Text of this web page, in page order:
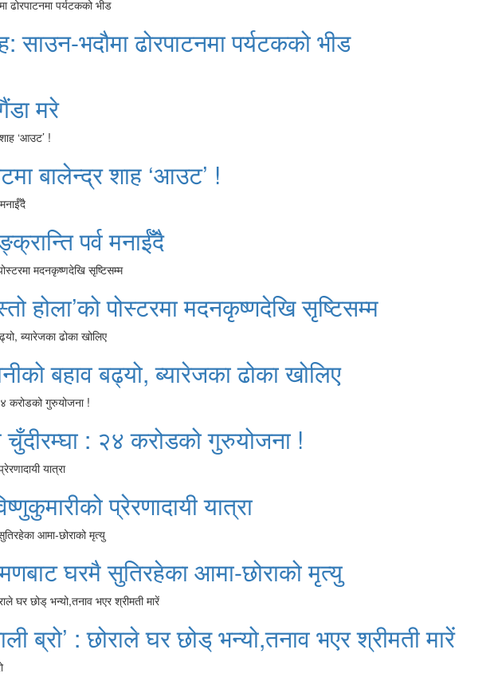
साउन-भदौमा ढोरपाटनमा पर्यटकको भीड
मरे
बालेन्द्र शाह ‘आउट’ !
पर्व मनाईँदै
होला’को पोस्टरमा मदनकृष्णदेखि सृष्टिसम्म
बहाव बढ्यो, ब्यारेजका ढोका खोलिए
: २४ करोडको गुरुयोजना !
प्रेरणादायी यात्रा
घरमै सुतिरहेका आमा-छोराको मृत्यु
ब्रो’ : छोराले घर छोड् भन्यो,तनाव भएर श्रीमती मारें